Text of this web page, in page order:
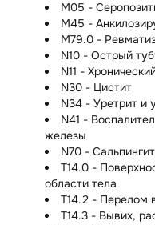
M05 -
M45 -
M79.0 -
N10 - Острый
N11 -
N30 - Цистит
N34 - Уретрит и
N41 -
железы
N70 -
T14.0 -
области тела
T14.2 - Перелом
T14.3 - Вывих,